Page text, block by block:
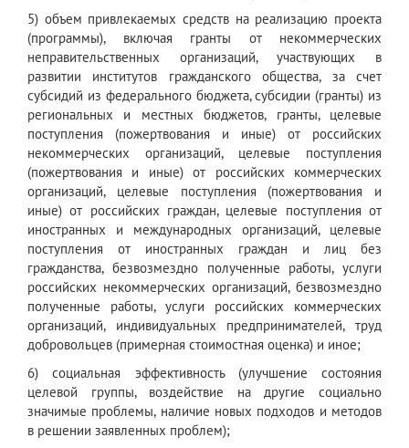
5) объем привлекаемых средств на реализацию проекта
(программы), включая гранты от некоммерческих
неправительственных организаций, участвующих в
развитии институтов гражданского общества, за счет
субсидий из федерального бюджета, субсидии (гранты) из
региональных и местных бюджетов, гранты, целевые
поступления (пожертвования и иные) от российских
некоммерческих организаций, целевые поступления
(пожертвования и иные) от российских коммерческих
организаций, целевые поступления (пожертвования и
иные) от российских граждан, целевые поступления от
иностранных и международных организаций, целевые
поступления от иностранных граждан и лиц без
гражданства, безвозмездно полученные работы, услуги
российских некоммерческих организаций, безвозмездно
полученные работы, услуги российских коммерческих
организаций, индивидуальных предпринимателей, труд
добровольцев (примерная стоимостная оценка) и иное;
6) социальная эффективность (улучшение состояния
целевой группы, воздействие на другие социально
значимые проблемы, наличие новых подходов и методов
в решении заявленных проблем);